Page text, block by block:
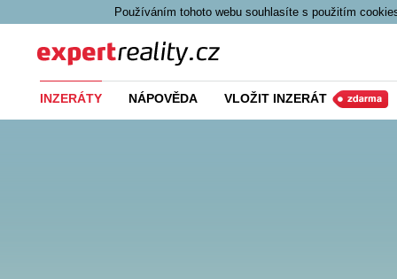
Používáním tohoto webu souhlasíte s použitím
INZERÁTY NÁPOVĚDA VLOŽIT INZERÁT